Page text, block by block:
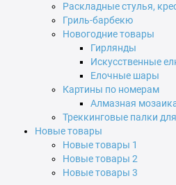
Раскладные стулья,
Гриль-барбекю
Новогодние товары
Гирлянды
Искусственные
Елочные шары
Картины по номерам
Алмазная
Треккинговые палки
Новые товары
Новые товары 1
Новые товары 2
Новые товары 3